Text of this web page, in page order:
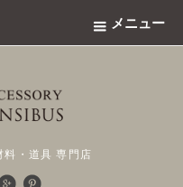
メニュー
料・道具 専門店